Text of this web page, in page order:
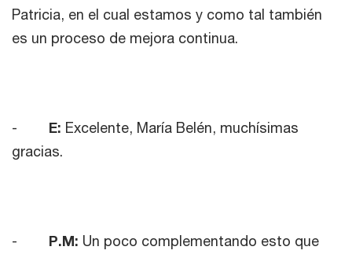
Patricia, en el cual estamos y como tal también
es un proceso de mejora continua.
- E: Excelente, María Belén, muchísimas
gracias.
- P.M: Un poco complementando esto que